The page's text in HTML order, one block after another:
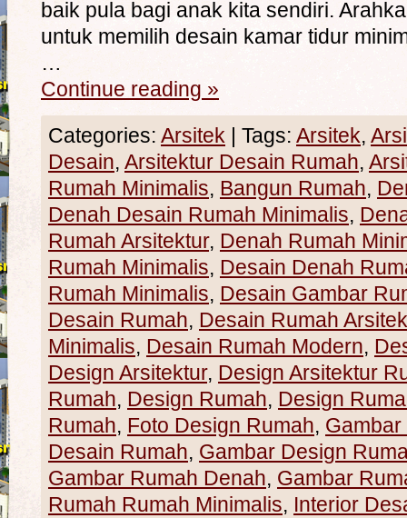
baik pula bagi anak kita sendiri.
untuk memilih desain kamar tidur
…
Continue reading »
Categories: Arsitek | Tags: Arsitek,
Desain, Arsitektur Desain Rumah,
Rumah Minimalis, Bangun Rumah,
Denah Desain Rumah Minimalis,
Rumah Arsitektur, Denah Rumah
Rumah Minimalis, Desain Denah
Rumah Minimalis, Desain Gambar
Desain Rumah, Desain Rumah
Minimalis, Desain Rumah Modern,
Design Arsitektur, Design Arsitektur
Rumah, Design Rumah, Design
Rumah, Foto Design Rumah,
Desain Rumah, Gambar Design
Gambar Rumah Denah, Gambar
Rumah Rumah Minimalis, Interior